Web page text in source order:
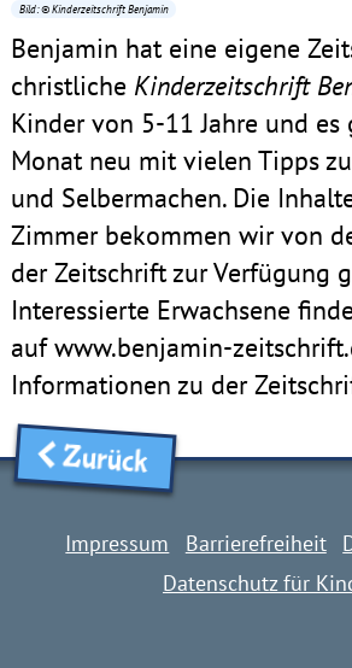
Bild: © Kinderzeitschrift Benjamin
Benjamin hat eine eigene
christliche Kinderzeitschrift
Kinder von 5-11 Jahre und
Monat neu mit vielen Tipps
und Selbermachen. Die
Zimmer bekommen wir von
der Zeitschrift zur Verfügung
Interessierte Erwachsene
auf www.benjamin-
Informationen zu der
Zurück
Impressum Barrierefreiheit
Datenschutz für